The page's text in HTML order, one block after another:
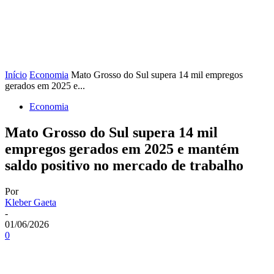
Início Economia Mato Grosso do Sul supera 14 mil empregos
gerados em 2025 e...
Economia
Mato Grosso do Sul supera 14 mil
empregos gerados em 2025 e mantém
saldo positivo no mercado de trabalho
Por
Kleber Gaeta
-
01/06/2026
0